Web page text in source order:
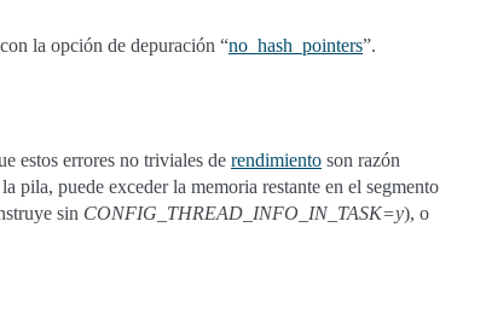
la opción de depuración “no_hash_pointers”.
estos errores no triviales de rendimiento son razón
pila, puede exceder la memoria restante en el segmento
sin CONFIG_THREAD_INFO_IN_TASK=y), o